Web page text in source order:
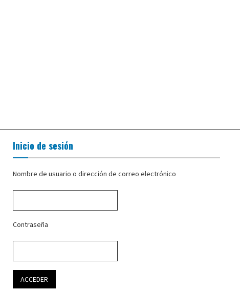
Inicio de sesión
Nombre de usuario o dirección de correo electrónico
Contraseña